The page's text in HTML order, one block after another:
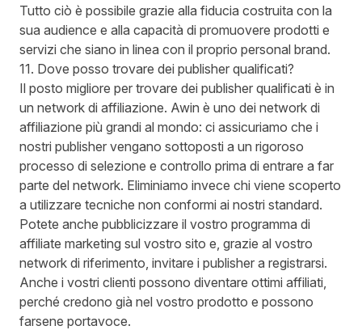
Tutto ciò è possibile grazie alla fiducia costruita con la
sua audience e alla capacità di promuovere prodotti e
servizi che siano in linea con il proprio personal brand.
11. Dove posso trovare dei publisher qualificati?
Il posto migliore per trovare dei publisher qualificati è in
un network di affiliazione. Awin è uno dei network di
affiliazione più grandi al mondo: ci assicuriamo che i
nostri publisher vengano sottoposti a un rigoroso
processo di selezione e controllo prima di entrare a far
parte del network. Eliminiamo invece chi viene scoperto
a utilizzare tecniche non conformi ai nostri standard.
Potete anche pubblicizzare il vostro programma di
affiliate marketing sul vostro sito e, grazie al vostro
network di riferimento, invitare i publisher a registrarsi.
Anche i vostri clienti possono diventare ottimi affiliati,
perché credono già nel vostro prodotto e possono
farsene portavoce.